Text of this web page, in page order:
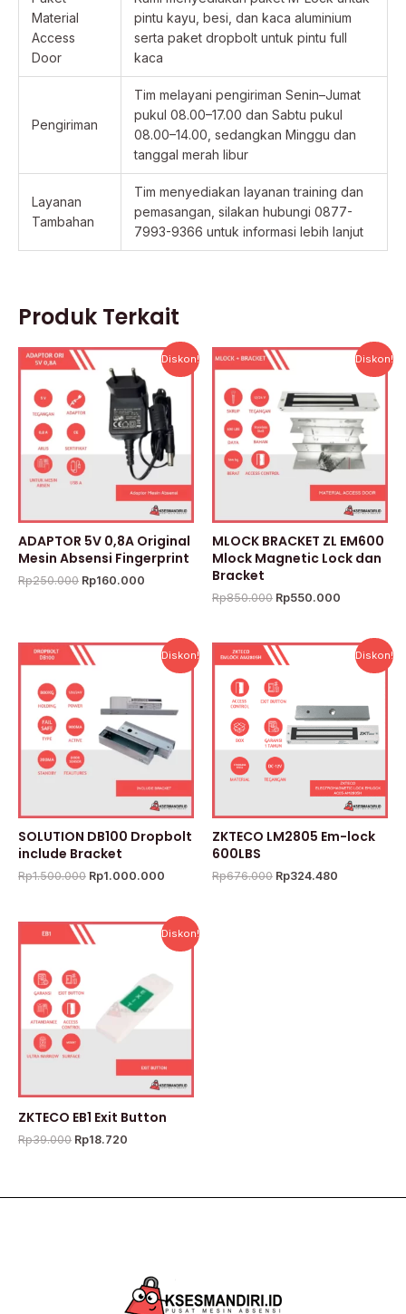
Material
Access
Door
pintu kayu, besi, dan kaca aluminium
serta paket dropbolt untuk pintu full
kaca
Pengiriman
Tim melayani pengiriman Senin–Jumat
pukul 08.00–17.00 dan Sabtu pukul
08.00–14.00, sedangkan Minggu dan
tanggal merah libur
Layanan
Tambahan
Tim menyediakan layanan training dan
pemasangan, silakan hubungi 0877-
7993-9366 untuk informasi lebih lanjut
Produk Terkait
Diskon!
ADAPTOR 5V 0,8A Original
Mesin Absensi Fingerprint
Rp250.000
Harga
aslinya
adalah:
Rp250.000.
Rp160.000
Harga
saat
ini
adalah:
Rp160.000.
Diskon!
MLOCK BRACKET ZL EM600
Mlock Magnetic Lock dan
Bracket
Rp850.000
Harga
aslinya
Rp850.000.
Rp550.000
Harga
saat
adalah:
Diskon!
SOLUTION DB100 Dropbolt
include Bracket
Rp1.500.000
Harga
aslinya
Rp1.000.000
Harga
saat
ini
Rp1.000.000.
Diskon!
ZKTECO LM2805 Em-lock
600LBS
Rp676.000
Harga
aslinya
adalah:
Rp676.000.
Rp324.480
Harga
saat
Rp324.480.
Diskon!
ZKTECO EB1 Exit Button
Rp39.000
Harga
aslinya
Rp39.000.
Rp18.720
Harga
Rp18.720.